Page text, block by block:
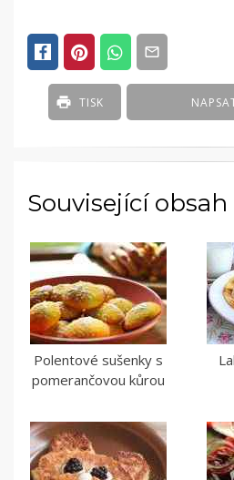
TISK
Související obsah
Polentové sušenky s
pomerančovou kůrou